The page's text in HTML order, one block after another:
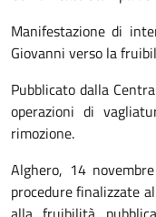
Manifestazione di
Giovanni verso la
Pubblicato dalla
operazioni di
rimozione.
Alghero, 14
procedure finalizzate